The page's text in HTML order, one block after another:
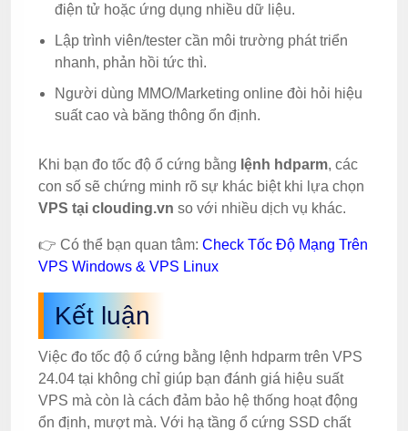
điện tử hoặc ứng dụng nhiều dữ liệu.
Lập trình viên/tester cần môi trường phát triển
nhanh, phản hồi tức thì.
Người dùng MMO/Marketing online đòi hỏi hiệu
suất cao và băng thông ổn định.
Khi bạn đo tốc độ ổ cứng bằng lệnh hdparm, các
con số sẽ chứng minh rõ sự khác biệt khi lựa chọn
VPS tại clouding.vn so với nhiều dịch vụ khác.
👉 Có thể bạn quan tâm: Check Tốc Độ Mạng Trên
VPS Windows & VPS Linux
Kết luận
Việc đo tốc độ ổ cứng bằng lệnh hdparm trên VPS
24.04 tại không chỉ giúp bạn đánh giá hiệu suất
VPS mà còn là cách đảm bảo hệ thống hoạt động
ổn định, mượt mà. Với hạ tầng ổ cứng SSD chất